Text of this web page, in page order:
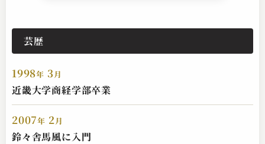
芸歴
1998年 3月
近畿大学商経学部卒業
2007年 2月
鈴々舎馬風に入門